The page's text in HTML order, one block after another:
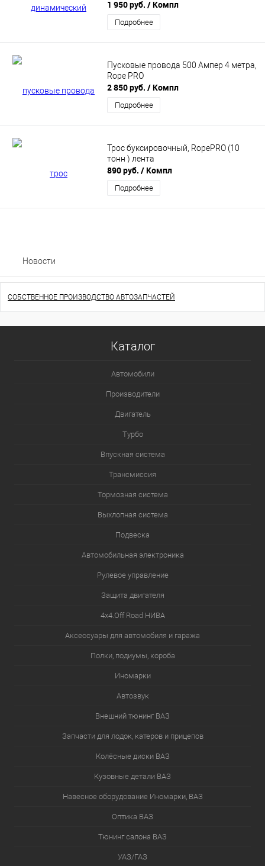
1 950 руб. / Компл
Подробнее
Пусковые провода 500 Ампер 4 метра,
Rope PRO
2 850 руб. / Компл
Подробнее
Трос буксировочный, RopePRO (10
тонн ) лента
890 руб. / Компл
Подробнее
Новости
СОБСТВЕННОЕ ПРОИЗВОДСТВО АВТОЗАПЧАСТЕЙ
Каталог
Автомобили
Производители
Двигатель
Турбо
Впускная система
Трансмиссия
Тормозная система
Выхлопная система
Подвеска
Автомобильная электроника
Рулевое управление
Защита двигателя
4х4.Off Road НИВА
Аксессуары для автомобиля и гаража
Полки, подиумы, короба
Иномарки
Автозвук
Внешний тюнинг ВАЗ
Запчасти для лодок, катеров и прицепов
Колёсные диски ВАЗ
Кузовные детали ВАЗ
Навесное оборудование Иномарки, ВАЗ
Оптика ВАЗ
Тюнинг салона ВАЗ
УАЗ/ГАЗ